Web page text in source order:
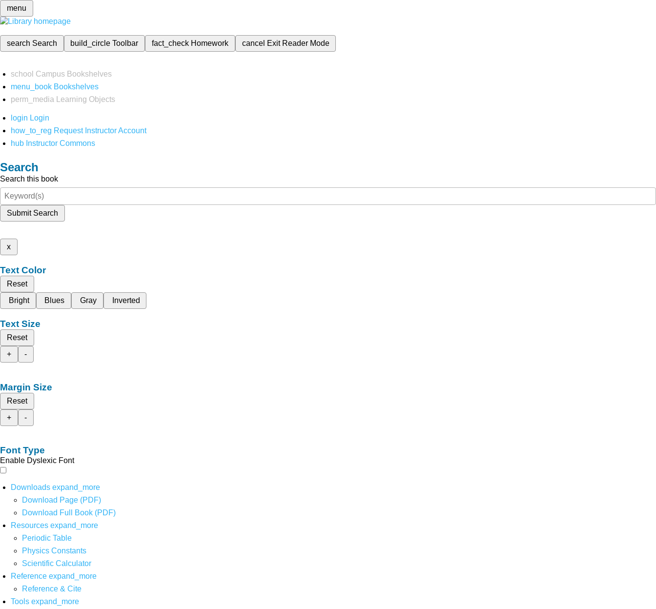
menu
search Search build_circleToolbar fact_check Homework cancel Exit Reader Mode
school Campus Bookshelves
menu_book Bookshelves
perm_media
Learning Objects
login Login
how_to_reg Request Instructor Account
hub Instructor Commons
Search
Search this book
Submit Search
x
Text Color
Reset
Bright
Blues Gray Inverted
Text Size
Reset
+
-
Margin Size
Reset
+
-
Font Type
Enable Dyslexic Font
Downloads expand_more
Download Page (PDF)
Download Full Book (PDF)
Resources expand_more
Periodic Table
Physics Constants
Scientific Calculator
Reference expand_more
Reference & Cite
Tools expand_more